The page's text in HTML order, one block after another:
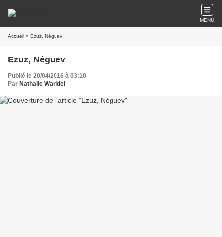
MENU
Accueil » Ezuz, Néguev
Ezuz, Néguev
Publié le 20/04/2016 à 03:10
Par Nathalie Waridel